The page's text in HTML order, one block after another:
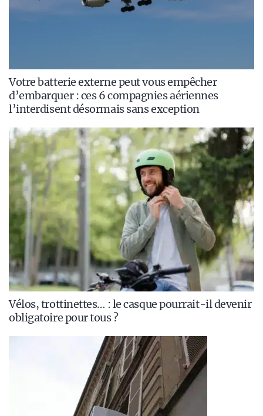
Votre batterie externe peut vous empêcher
d’embarquer : ces 6 compagnies aériennes
l’interdisent désormais sans exception
Vélos, trottinettes… : le casque pourrait-il devenir
obligatoire pour tous ?